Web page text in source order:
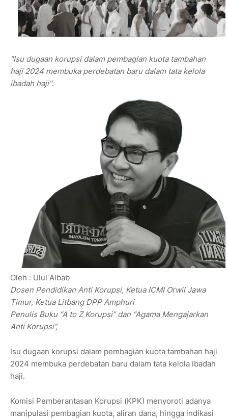
"Isu dugaan korupsi dalam pembagian kuota tambahan
haji 2024 membuka perdebatan baru dalam tata kelola
ibadah haji".
Oleh : Ulul Albab
Dosen Pendidikan Anti Korupsi, Ketua ICMI Orwil Jawa
Timur, Ketua Litbang DPP Amphuri
Penulis Buku “A to Z Korupsi” dan “Agama Mengajarkan
Anti Korupsi”,
Isu dugaan korupsi dalam pembagian kuota tambahan haji
2024 membuka perdebatan baru dalam tata kelola ibadah
haji.
Komisi Pemberantasan Korupsi (KPK) menyoroti adanya
manipulasi pembagian kuota, aliran dana, hingga indikasi